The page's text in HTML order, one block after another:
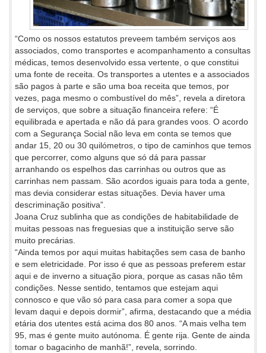
“Como os nossos estatutos preveem também serviços aos
associados, como transportes e acompanhamento a consultas
médicas, temos desenvolvido essa vertente, o que constitui
uma fonte de receita. Os transportes a utentes e a associados
são pagos à parte e são uma boa receita que temos, por
vezes, paga mesmo o combustível do mês”, revela a diretora
de serviços, que sobre a situação financeira refere: “É
equilibrada e apertada e não dá para grandes voos. O acordo
com a Segurança Social não leva em conta se temos que
andar 15, 20 ou 30 quilómetros, o tipo de caminhos que temos
que percorrer, como alguns que só dá para passar
arranhando os espelhos das carrinhas ou outros que as
carrinhas nem passam. São acordos iguais para toda a gente,
mas devia considerar estas situações. Devia haver uma
descriminação positiva”.
Joana Cruz sublinha que as condições de habitabilidade de
muitas pessoas nas freguesias que a instituição serve são
muito precárias.
“Ainda temos por aqui muitas habitações sem casa de banho
e sem eletricidade. Por isso é que as pessoas preferem estar
aqui e de inverno a situação piora, porque as casas não têm
condições. Nesse sentido, tentamos que estejam aqui
connosco e que vão só para casa para comer a sopa que
levam daqui e depois dormir”, afirma, destacando que a média
etária dos utentes está acima dos 80 anos. “A mais velha tem
95, mas é gente muito autónoma. É gente rija. Gente de ainda
tomar o bagacinho de manhã!”, revela, sorrindo.